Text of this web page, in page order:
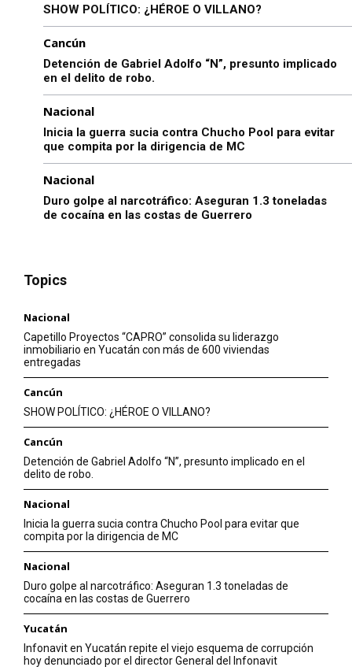
SHOW POLÍTICO: ¿HÉROE O VILLANO?
Cancún
Detención de Gabriel Adolfo “N”, presunto implicado
en el delito de robo.
Nacional
Inicia la guerra sucia contra Chucho Pool para evitar
que compita por la dirigencia de MC
Nacional
Duro golpe al narcotráfico: Aseguran 1.3 toneladas
de cocaína en las costas de Guerrero
Topics
Nacional
Capetillo Proyectos “CAPRO” consolida su liderazgo
inmobiliario en Yucatán con más de 600 viviendas
entregadas
Cancún
SHOW POLÍTICO: ¿HÉROE O VILLANO?
Cancún
Detención de Gabriel Adolfo “N”, presunto implicado en el
delito de robo.
Nacional
Inicia la guerra sucia contra Chucho Pool para evitar que
compita por la dirigencia de MC
Nacional
Duro golpe al narcotráfico: Aseguran 1.3 toneladas de
cocaína en las costas de Guerrero
Yucatán
Infonavit en Yucatán repite el viejo esquema de corrupción
hoy denunciado por el director General del Infonavit